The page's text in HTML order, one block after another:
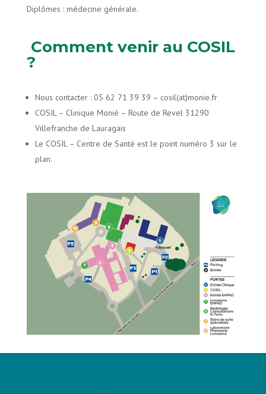
Diplômes :médecine générale.
Comment venir au COSIL
?
Nous contacter : 05 62 71 39 39 – cosil(at)monie.fr
COSIL – Clinique Monié – Route de Revel 31290
Villefranche de Lauragais
Le COSIL – Centre de Santé est le point numéro 3 sur le
plan.